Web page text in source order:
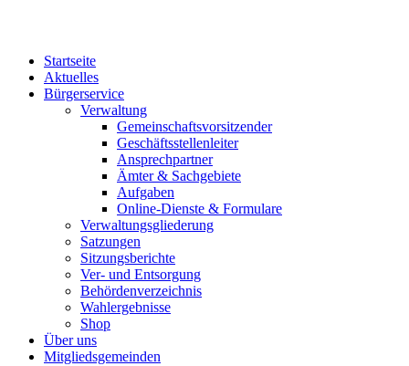
Startseite
Aktuelles
Bürgerservice
Verwaltung
Gemeinschaftsvorsitzender
Geschäftsstellenleiter
Ansprechpartner
Ämter & Sachgebiete
Aufgaben
Online-Dienste & Formulare
Verwaltungsgliederung
Satzungen
Sitzungsberichte
Ver- und Entsorgung
Behördenverzeichnis
Wahlergebnisse
Shop
Über uns
Mitgliedsgemeinden